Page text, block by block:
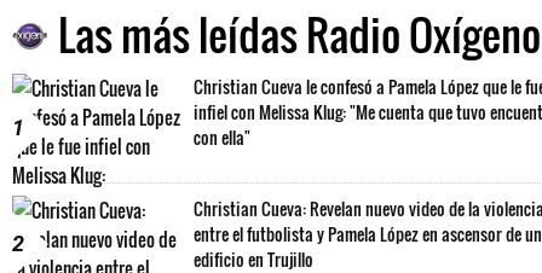
Las más leídas Radio Oxígeno
1
Christian Cueva le confesó a Pamela López que le
infiel con Melissa Klug: "Me cuenta que tuvo
con ella"
2
Christian Cueva: Revelan nuevo video de la
entre el futbolista y Pamela López en ascensor de un
edificio en Trujillo